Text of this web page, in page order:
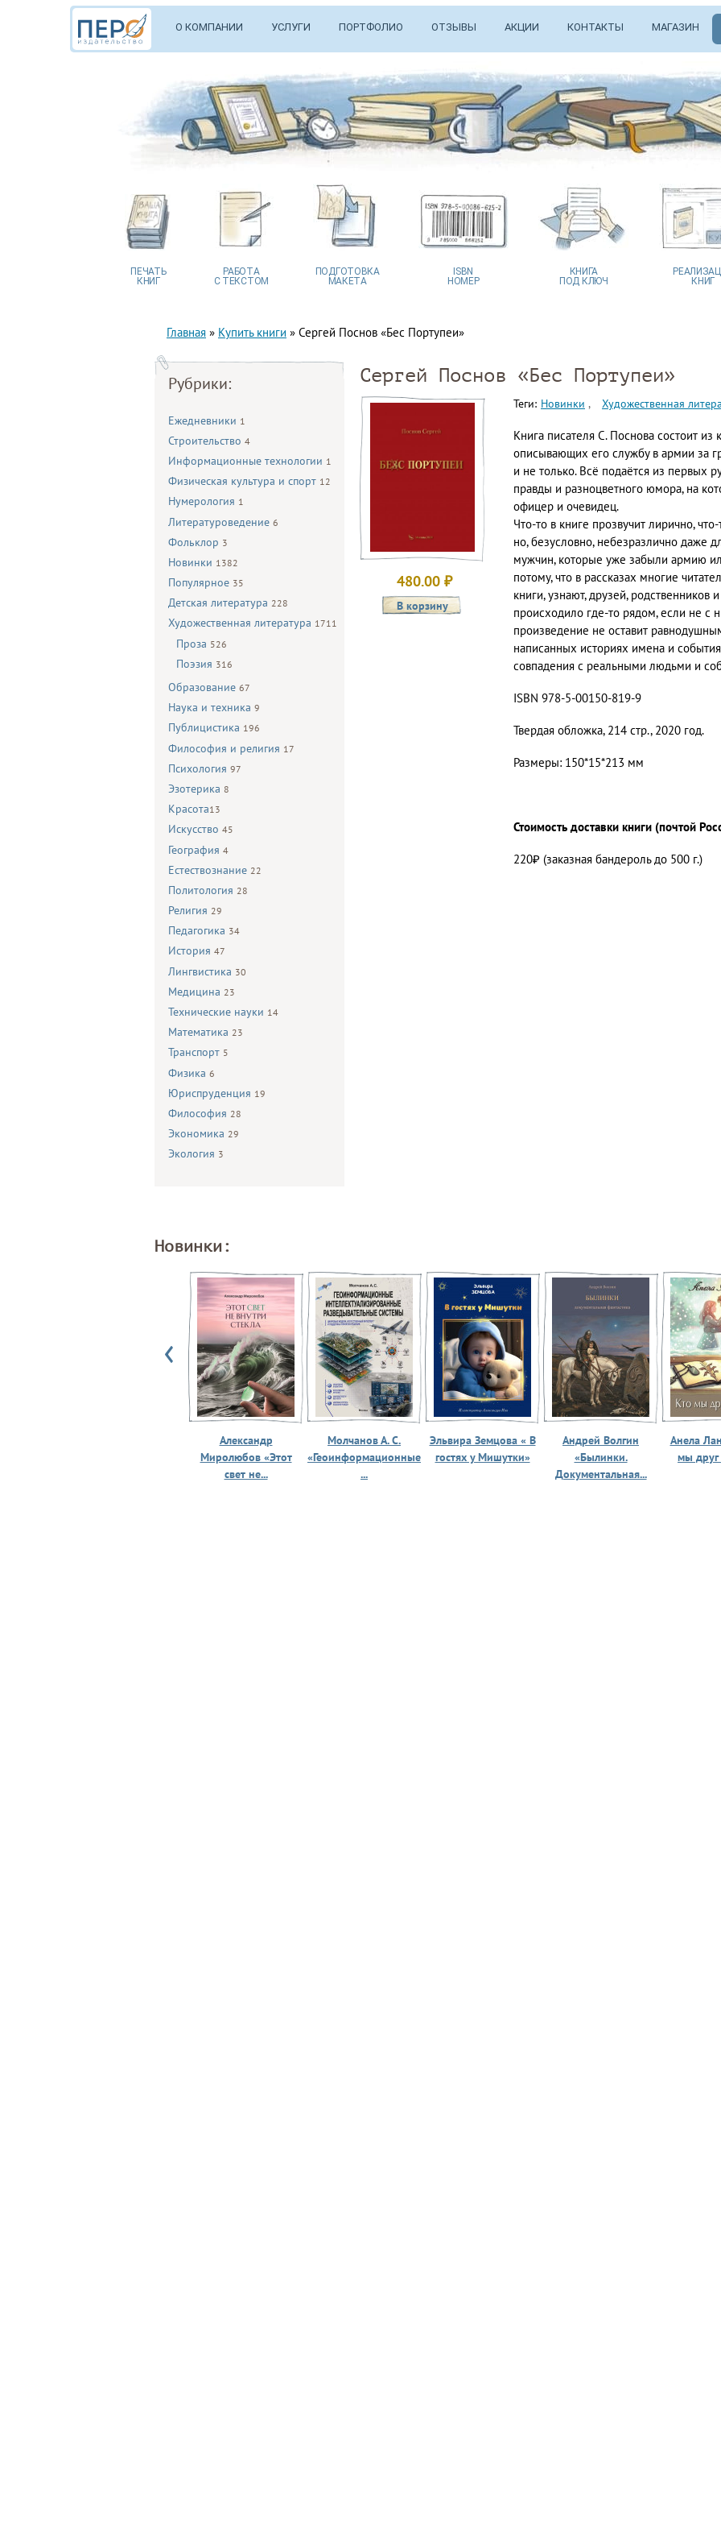
О КОМПАНИИ УСЛУГИ ПОРТФОЛИО ОТЗЫВЫ АКЦИИ КОНТАКТЫ МАГАЗИН
ПЕЧАТЬ
КНИГ
РАБОТА
С ТЕКСТОМ
ПОДГОТОВКА
МАКЕТА
ISBN
НОМЕР
КНИГА
ПОД КЛЮЧ
КНИГ
Главная » Купить книги » Сергей Поснов «Бес Портупеи»
Рубрики:
Ежедневники 1
Строительство 4
Информационные технологии 1
Физическая культура и спорт 12
Нумерология 1
Литературоведение 6
Фольклор 3
Новинки 1382
Популярное 35
Детская литература 228
Художественная литература 1711
Проза 526
Поэзия 316
Образование 67
Наука и техника 9
Публицистика 196
Философия и религия 17
Психология 97
Эзотерика 8
Красота13
Искусство 45
География 4
Естествознание 22
Политология 28
Религия 29
Педагогика 34
История 47
Лингвистика 30
Медицина 23
Технические науки 14
Математика 23
Транспорт 5
Физика 6
Юриспруденция 19
Философия 28
Экономика 29
Экология 3
Сергей Поснов «Бес Портупеи»
480.00 ₽
Теги: Новинки Художественная
Книга писателя С. Поснова состоит из
описывающих его службу в армии за
и не только. Всё подаётся из первых
правды и разноцветного юмора, на
офицер и очевидец.
Что-то в книге прозвучит лирично,
но, безусловно, небезразлично даже
мужчин, которые уже забыли армию
потому, что в рассказах многие
книги, узнают, друзей, родственников
происходило где-то рядом, если не с
произведение не оставит
написанных историях имена и
совпадения с реальными людьми и
ISBN 978-5-00150-819-9
Твердая обложка, 214 стр., 2020 год.
Размеры: 150*15*213 мм
Стоимость доставки книги (почтой
220₽ (заказная бандероль до 500 г.)
Новинки:
Александр
Миролюбов «Этот
свет не...
Молчанов А. С.
«Геоинформационные
...
Эльвира Земцова « В
гостях у Мишутки»
Андрей Волгин
«Былинки.
Документальная...
Анела
мы друг